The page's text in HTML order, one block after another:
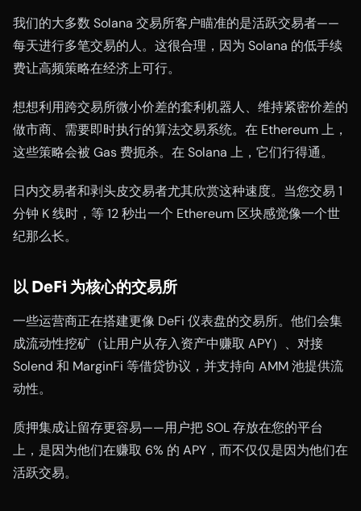
我们的大多数 Solana 交易所客户瞄准的是活跃交易者——
每天进行多笔交易的人。这很合理，因为 Solana 的低手续
费让高频策略在经济上可行。
想想利用跨交易所微小价差的套利机器人、维持紧密价差的
做市商、需要即时执行的算法交易系统。在 Ethereum 上，
这些策略会被 Gas 费扼杀。在 Solana 上，它们行得通。
日内交易者和剥头皮交易者尤其欣赏这种速度。当您交易 1
分钟 K 线时，等 12 秒出一个 Ethereum 区块感觉像一个世
纪那么长。
以 DeFi 为核心的交易所
一些运营商正在搭建更像 DeFi 仪表盘的交易所。他们会集
成流动性挖矿（让用户从存入资产中赚取 APY）、对接
Solend 和 MarginFi 等借贷协议，并支持向 AMM 池提供流
动性。
质押集成让留存更容易——用户把 SOL 存放在您的平台
上，是因为他们在赚取 6% 的 APY，而不仅仅是因为他们在
活跃交易。